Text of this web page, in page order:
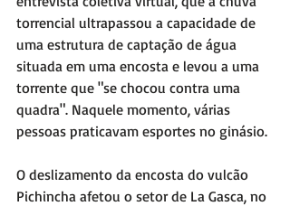
torrencial ultrapassou a capacidade de
uma estrutura de captação de água
situada em uma encosta e levou a uma
torrente que "se chocou contra uma
quadra". Naquele momento, várias
pessoas praticavam esportes no ginásio.
O deslizamento da encosta do vulcão
Pichincha afetou o setor de La Gasca, no